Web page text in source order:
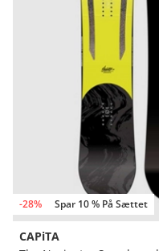
-28% Spar 10 % På Sættet
CAPiTA